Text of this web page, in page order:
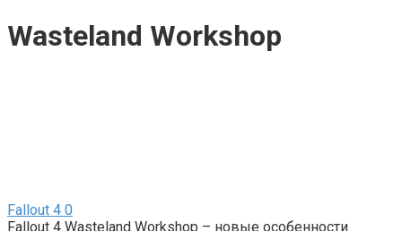
Wasteland Workshop
Fallout 4 0
Fallout 4 Wasteland Workshop – новые особенности